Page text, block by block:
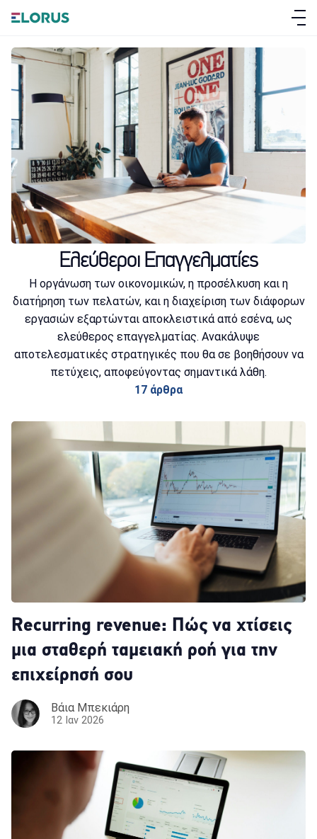
ΣΧΕΤΙΚΑ ΜΕ ΤΟ ELORUS
ΔΥΝΑΤΟΤΗΤΕΣ
ΣΥΝΔΡΟΜΕΣ
ΕΊΣΟΔΟΣ
Ελεύθεροι Επαγγελματίες
H οργάνωση των οικονομικών, η προσέλκυση και η
διατήρηση των πελατών, και η διαχείριση των διάφορων
εργασιών εξαρτώνται αποκλειστικά από εσένα, ως
ελεύθερος επαγγελματίας. Ανακάλυψε
αποτελεσματικές στρατηγικές που θα σε βοηθήσουν να
πετύχεις, αποφεύγοντας σημαντικά λάθη.
17 άρθρα
Recurring revenue: Πώς να χτίσεις
μια σταθερή ταμειακή ροή για την
επιχείρησή σου
Βάια Μπεκιάρη
12 Ιαν 2026